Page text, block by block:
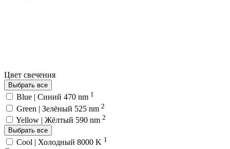
Цвет свечения
Выбрать все
Blue | Синий 470 nm 1
Green | Зелёный 525 nm 2
Yellow | Жёлтый 590 nm 2
Выбрать все
Cool | Холодный 8000 K 1